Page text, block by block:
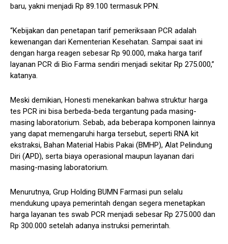
baru, yakni menjadi Rp 89.100 termasuk PPN.
“Kebijakan dan penetapan tarif pemeriksaan PCR adalah
kewenangan dari Kementerian Kesehatan. Sampai saat ini
dengan harga reagen sebesar Rp 90.000, maka harga tarif
layanan PCR di Bio Farma sendiri menjadi sekitar Rp 275.000,”
katanya.
Meski demikian, Honesti menekankan bahwa struktur harga
tes PCR ini bisa berbeda-beda tergantung pada masing-
masing laboratorium. Sebab, ada beberapa komponen lainnya
yang dapat memengaruhi harga tersebut, seperti RNA kit
ekstraksi, Bahan Material Habis Pakai (BMHP), Alat Pelindung
Diri (APD), serta biaya operasional maupun layanan dari
masing-masing laboratorium.
Menurutnya, Grup Holding BUMN Farmasi pun selalu
mendukung upaya pemerintah dengan segera menetapkan
harga layanan tes swab PCR menjadi sebesar Rp 275.000 dan
Rp 300.000 setelah adanya instruksi pemerintah.